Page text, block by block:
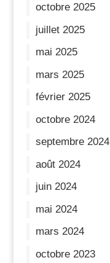
octobre 2025
juillet 2025
mai 2025
mars 2025
février 2025
octobre 2024
septembre 2024
août 2024
juin 2024
mai 2024
mars 2024
octobre 2023